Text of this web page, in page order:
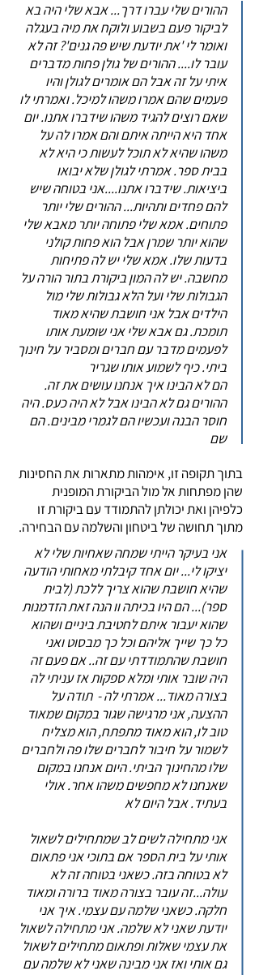
ההורים שלי עברו דרך... אבא שלי היה בא
לביקור פעם בשבוע ולוקח את מיה בעגלה
ואומר לי 'את יודעת שיש פה גנים'? זה לא
עובר לו.... ההורים של גולן פחות מדברים
איתי על זה אבל הם אומרים לגולן והיו
פעמים שהם אמרו משהו למיכל. ואמרתי לו
שאם רוצים להגיד משהו שידברו אתנו. יום
אחד היא הייתה איתם והם אמרו לה על
משהו שהיא לא תוכל לעשות כי היא לא
בבית ספר. אמרתי לגולן שלא יבואו
ביציאות. שידברו אתנו....אני בטוחה שיש
להם פחדים ותהיות... ההורים שלי יותר
פתוחים. אמא שלי פתוחה יותר מאבא שלי
שהוא יותר שמרן אבל הוא פחות קולני
בדעות שלו. אמא שלי יש לה פתיחות
מחשבה. יש לה המון ביקורת בתור הורה על
הגבולות שלי ועל הלא גבולות שלי מול
הילדים אבל אני חושבת שהיא מאוד
תומכת. גם אבא שלי אני שומעת אותו
לפעמים מדבר עם חברים ומסביר על חינוך
ביתי. כיף לשמוע אותו שגריר
הם לא הבינו איך אנחנו עושים את זה.
ההורים גם לא הבינו אבל לא היה כעס. היה
חוסר הבנה ועכשיו הם לגמרי מבינים. הם
שם
בתוך תקופה זו, אימהות מתארות את החסינות
שהן מפתחות אל מול הביקורת המופנית
כלפיהן ואת יכולתן להתמודד עם ביקורת זו
מתוך תחושה של ביטחון והשלמה עם הבחירה.
אני בעיקר הייתי שמחה שאחיות שלי לא
יציקו לי... יום אחד קיבלתי מאחותי הודעה
שהיא חושבת שהוא צריך ללכת (לבית
ספר)... הם היו בכיתה וו הנה זאת הזדמנות
שהוא יעבור איתם לחטיבת ביניים ושהוא
כל כך שייך אליהם וכל כך מבסוט ואני
חושבת שהתמודדתי עם זה.. אם פעם זה
היה שובר אותי ומלא ספקות אז עניתי לה
בצורה מאוד... אמרתי לה - תודה על
ההצעה, אני מרגישה שגור במקום שמאוד
טוב לו, הוא מאוד מתפתח, הוא מצליח
לשמור על חיבור לחברים שלו פה ולחברים
שלו מהחינוך הביתי. היום אנחנו במקום
שאנחנו לא מחפשים משהו אחר. אולי
בעתיד. אבל היום לא
אני מתחילה לשים לב שמתחילים לשאול
אותי על בית הספר אם בתוכי אני פתאום
לא בטוחה בזה. כשאני בטוחה זה לא
עולה...זה עובר בצורה מאוד ברורה ומאוד
חלקה. כשאני שלמה עם עצמי. איך אני
יודעת שאני לא שלמה. אני מתחילה לשאול
את עצמי שאלות ופתאום מתחילים לשאול
גם אותי ואז אני מבינה שאני לא שלמה עם